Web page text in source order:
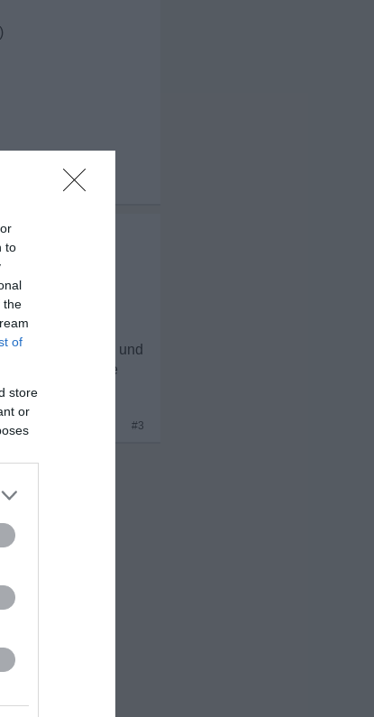
to
the
of
store
or
noch nicht gibt) und
gesagt meine
#3